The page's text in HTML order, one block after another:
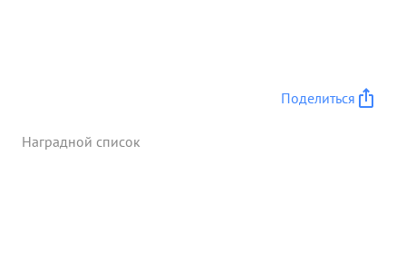
Поделиться
Наградной список